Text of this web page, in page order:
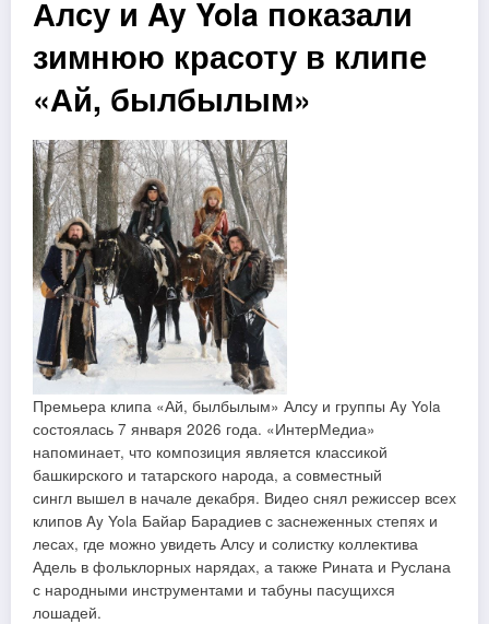
Алсу и Ay Yola показали
зимнюю красоту в клипе
«Ай, былбылым»
Премьера клипа «Ай, былбылым» Алсу и группы Ay Yola
состоялась 7 января 2026 года. «ИнтерМедиа»
напоминает, что композиция является классикой
башкирского и татарского народа, а совместный
сингл вышел в начале декабря. Видео снял режиссер всех
клипов Ay Yola Байар Барадиев с заснеженных степях и
лесах, где можно увидеть Алсу и солистку коллектива
Адель в фольклорных нарядах, а также Рината и Руслана
с народными инструментами и табуны пасущихся
лошадей.